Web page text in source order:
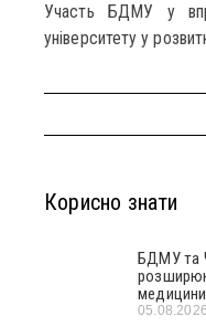
Участь БДМУ у
університету у
Корисно знати
БДМУ та
медицини
05.08.2026